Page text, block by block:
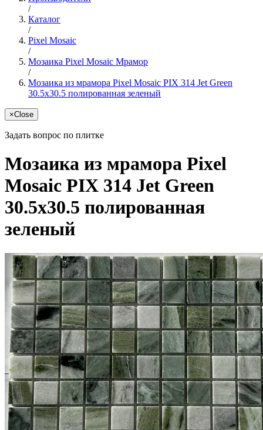
/
Каталог
/
Pixel Mosaic
/
Мозаика Pixel Mosaic Мрамор
/
Мозаика из мрамора Pixel Mosaic PIX 314 Jet Green
30.5x30.5 полированная зеленый
×Close
Задать вопрос по плитке
Мозаика из мрамора Pixel
Mosaic PIX 314 Jet Green
30.5x30.5 полированная
зеленый